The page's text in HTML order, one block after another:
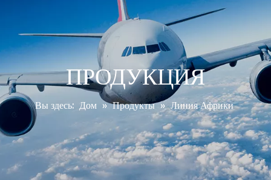
ПРОДУКЦИЯ
Вы здесь: Дом » Продукты » Линия Африки